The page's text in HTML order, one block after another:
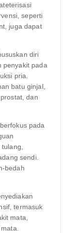
seperti
juga dapat
diri
penyakit pada
pria.
batu ginjal,
dan
pada
sendi.
bedah
termasuk
mata,